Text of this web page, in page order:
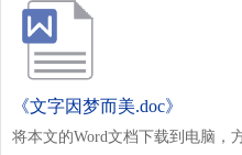
《文字因梦而美.doc》
将本文的Word文档下载到电脑，